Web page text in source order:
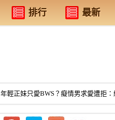
排行 最新
年輕正妹只愛BWS？癡情男求愛遭拒